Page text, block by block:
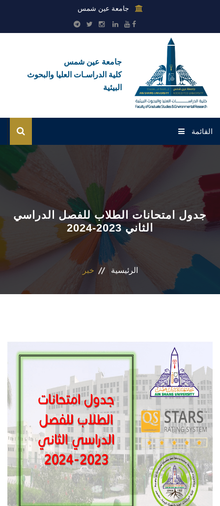
جامعة عين شمس
جامعة عين شمس
كلية الدراسـات العليا والبحوث
البيئية
القائمة
بوابة الطلاب
التسجيل الإلكتروني للطلاب
القطاعات
أنشطة الكلية
المنصة الألكترونية
أهم الأخبار
مشروع شمس BE GREEN
جدول امتحانات الطلاب للفصل الدراسي
الثاني 2023-2024
الرئيسية خبر